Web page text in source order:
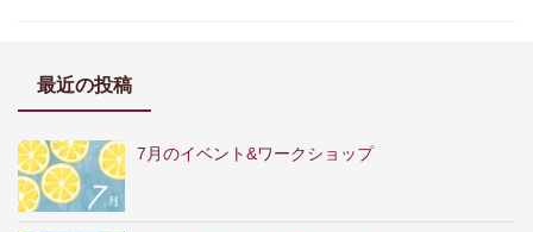
最近の投稿
7月のイベント&ワークショップ